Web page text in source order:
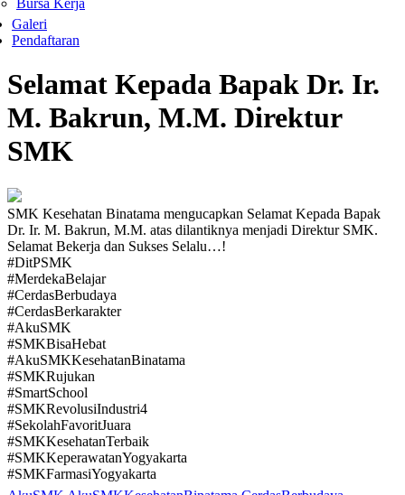
Bursa Kerja
Galeri
Pendaftaran
Selamat Kepada Bapak Dr. Ir.
M. Bakrun, M.M. Direktur
SMK
SMK Kesehatan Binatama mengucapkan Selamat Kepada Bapak
Dr. Ir. M. Bakrun, M.M. atas dilantiknya menjadi Direktur SMK.
Selamat Bekerja dan Sukses Selalu…!
#DitPSMK
#MerdekaBelajar
#CerdasBerbudaya
#CerdasBerkarakter
#AkuSMK
#SMKBisaHebat
#AkuSMKKesehatanBinatama
#SMKRujukan
#SmartSchool
#SMKRevolusiIndustri4
#SekolahFavoritJuara
#SMKKesehatanTerbaik
#SMKKeperawatanYogyakarta
#SMKFarmasiYogyakarta